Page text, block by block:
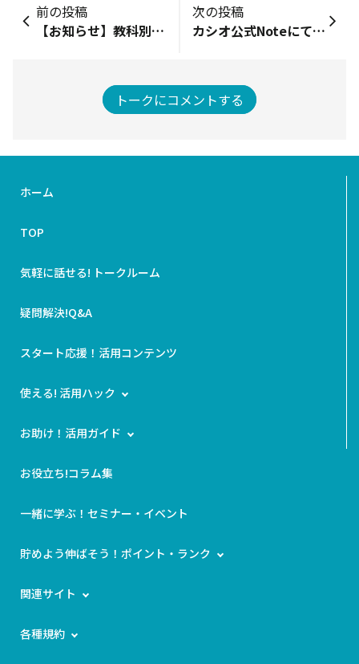
前の投稿
【お知らせ】教科別授業例＋デジタルノート素材ページを更新しました！ https://classpad.net/jp/school/bestpractice/ 授業で活用できる新しい授業例を多数追加しています。 「ICTを利用してもっと効果的な授業をしたい」とお悩みの先生、日々の指導のヒントやアイデア探しにぜひご活用ください！ また「もっとこうだったら使いやすい」などページや素材について皆さまからのご意見・ご要望も大歓迎です！ こちらにコメントにてぜひお声をお寄せください。 皆さんと一緒に育てていけたら嬉しいです。
次の投稿
カシオ公式NoteにてClassPad.netの記事が公開されました！ https://note-pr.casio.co.jp/n/nb4367da01784 是非ご一読のうえいいね（・拡散）などしていただけると幸いです！ 今年も残りわずかとなりました。 皆さまお体ご自愛下さい。 よいお年を！
トークにコメントする
ホーム
TOP
気軽に話せる! トークルーム
疑問解決!Q&A
スタート応援！活用コンテンツ
使える! 活用ハック
お助け！活用ガイド
お役立ち!コラム集
一緒に学ぶ！セミナー・イベント
貯めよう伸ばそう！ポイント・ランク
関連サイト
各種規約